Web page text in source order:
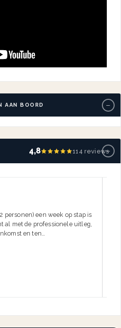
4,8 114 reviews−
personen) een week op stap is
al met de professionele uitleg,
en ten…
AAN BOORD −